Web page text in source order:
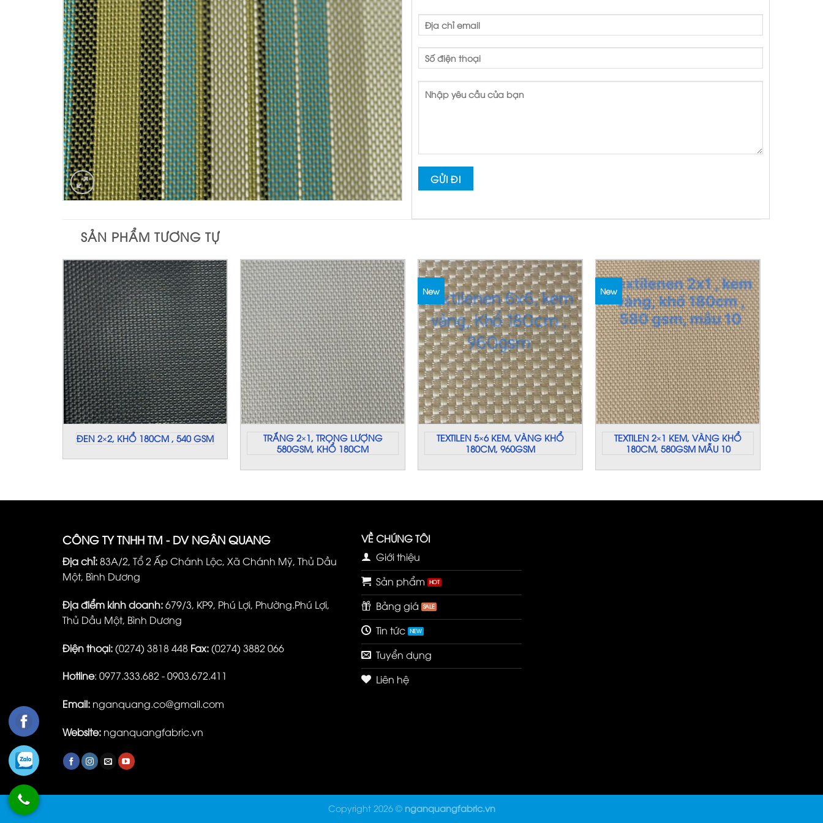
SẢN PHẨM TƯƠNG TỰ
ĐEN 2×2, KHỔ 180CM , 540 GSM
TRẮNG 2×1, TRỌNG LƯỢNG
580GSM, KHỔ 180CM
New
TEXTILEN 5×6 KEM, VÀNG KHỔ
180CM, 960GSM
New
TEXTILEN 2×1 KEM, VÀNG KHỔ
180CM, 580GSM MẪU 10
CÔNG TY TNHH TM - DV NGÂN QUANG
Địa chỉ:83A/2, Tổ 2 Ấp Chánh Lộc, Xã Chánh Mỹ, Thủ Dầu
Một, Bình Dương
Địa điểm kinh doanh:679/3, KP9, Phú Lợi, Phường.Phú Lợi,
Thủ Dầu Một, Bình Dương
Điện thoại:(0274) 3818 448 Fax:(0274) 3882 066
Hotline: 0977.333.682 - 0903.672.411
Email: nganquang.co@gmail.com
Website: nganquangfabric.vn
VỀ CHÚNG TÔI
Giới thiệu
Sản phẩm
Bảng giá
Tin tức
Tuyển dụng
Liên hệ
Copyright 2026 © nganquangfabric.vn